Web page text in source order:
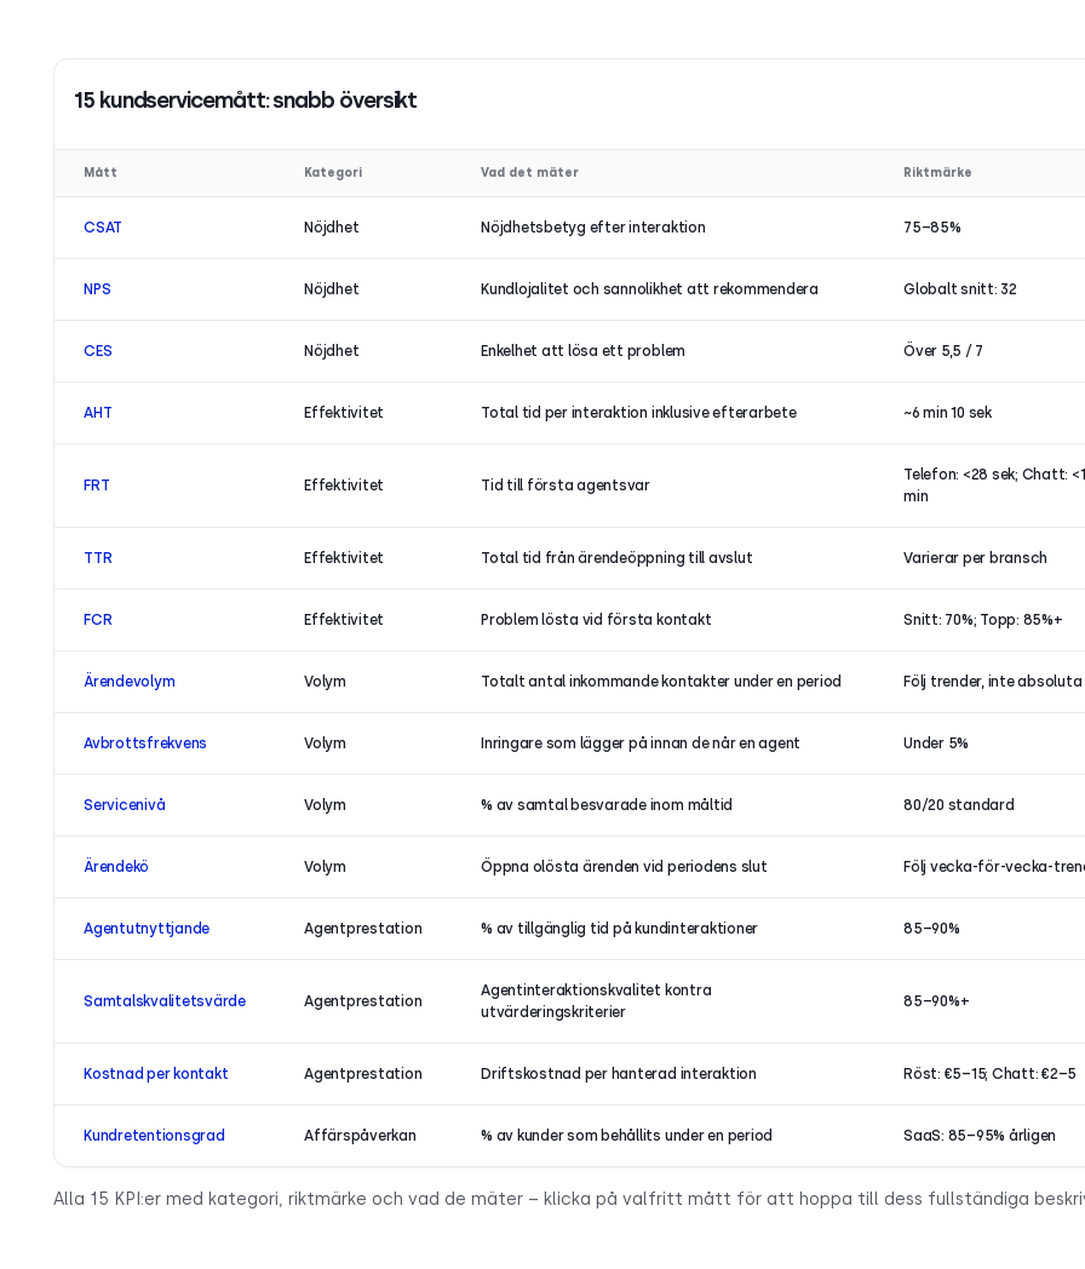
15 kundservicemått: snabb översikt
Mått Kategori Vad det mäter Riktmärke
CSAT Nöjdhet Nöjdhetsbetyg efter interaktion 75–85%
NPS Nöjdhet Kundlojalitet och sannolikhet att rekommendera Globalt snitt: 32
CES Nöjdhet Enkelhet att lösa ett problem Över 5,5 / 7
AHT Effektivitet Total tid per interaktion inklusive efterarbete ~6 min 10 sek
FRT Effektivitet Tid till första agentsvar
Telefon: <28 sek; Chatt: <1
min
TTR Effektivitet Total tid från ärendeöppning till avslut Varierar per bransch
FCR Effektivitet Problem lösta vid första kontakt Snitt: 70%; Topp: 85%+
Ärendevolym Volym Totalt antal inkommande kontakter under en period Följ trender, inte
Avbrottsfrekvens Volym Inringare som lägger på innan de når en agent Under 5%
Servicenivå Volym % av samtal besvarade inom måltid 80/20 standard
Ärendekö Volym Öppna olösta ärenden vid periodens slut Följ vecka-för-vecka-
Agentutnyttjande Agentprestation % av tillgänglig tid på kundinteraktioner 85–90%
Samtalskvalitetsvärde Agentprestation
Agentinteraktionskvalitet kontra
utvärderingskriterier
85–90%+
Kostnad per kontakt Agentprestation Driftskostnad per hanterad interaktion Röst: €5–15; Chatt: €2–5
Kundretentionsgrad Affärspåverkan % av kunder som behållits under en period SaaS: 85–95% årligen
Alla 15 KPI:er med kategori, riktmärke och vad de mäter – klicka på valfritt mått för att hoppa till dess fullständiga